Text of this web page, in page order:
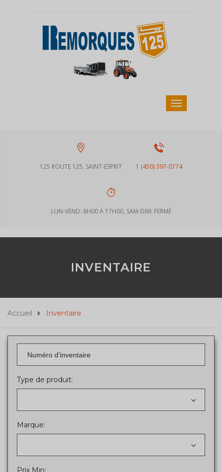
125 ROUTE 125, SAINT-ESPRIT 1 (450) 397-0774
LUN-VEND: 8H00 À 17H00, SAM-DIM: FERMÉ
INVENTAIRE
Accueil Inventaire
Type de produit:
Marque:
Prix Min: